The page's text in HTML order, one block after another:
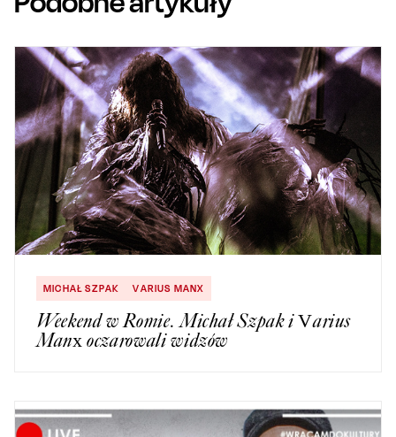
MICHAŁ SZPAK VARIUS MANX
Weekend w Romie. Michał Szpak i Varius
Manx oczarowali widzów